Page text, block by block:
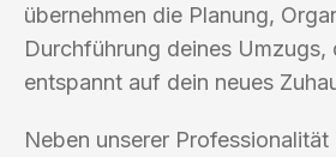
übernehmen die Planung,
Durchführung deines Umzugs,
entspannt auf dein neues
Neben unserer Professionalität